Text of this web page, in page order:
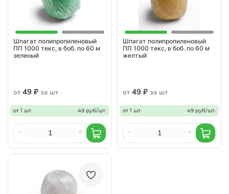
Шпагат полипропиленовый
ПП 1000 текс, в боб. по 60 м
зеленый
от 49 ₽ за шт
от 1 шт. 49 руб/шт.
Шпагат полипропиленовый
ПП 1000 текс, в боб. по 60 м
желтый
от 49 ₽ за шт
от 1 шт. 49 руб/шт.